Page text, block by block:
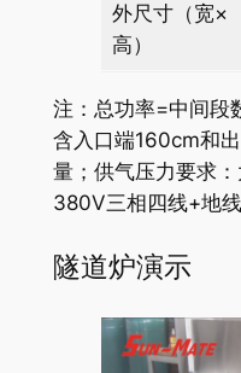
外尺寸（宽×
高）
注：总功率=中间段
含入口端160cm和
量；供气压力要求
380V三相四线+地线
隧道炉演示